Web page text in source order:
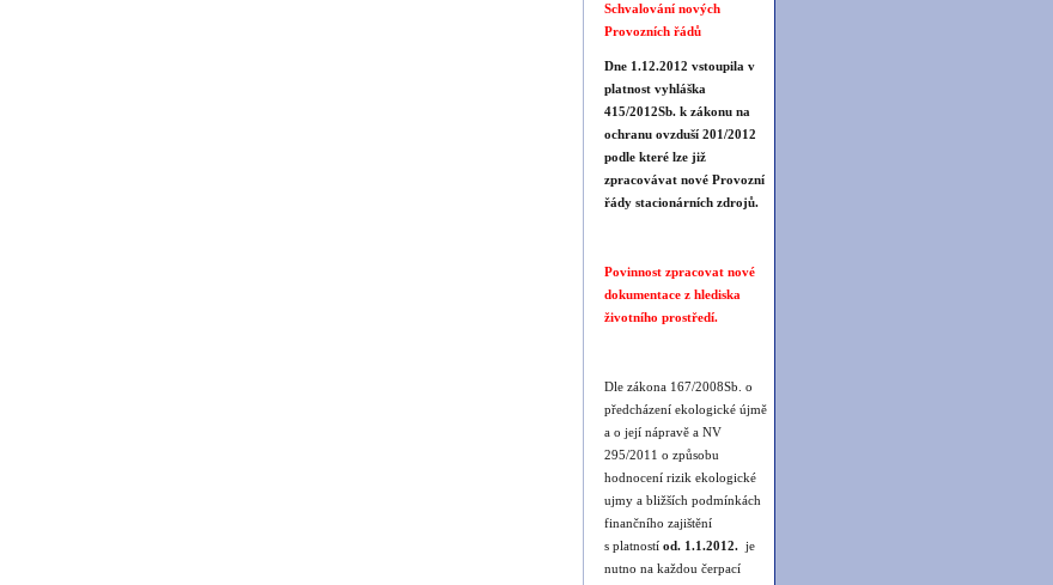
Schvalování nových
Provozních řádů
Dne 1.12.2012 vstoupila v
platnost vyhláška
415/2012Sb. k zákonu na
ochranu ovzduší 201/2012
podle které lze již
zpracovávat nové Provozní
řády stacionárních zdrojů.
Povinnost zpracovat nové
dokumentace z hlediska
životního prostředí.
Dle zákona 167/2008Sb. o
předcházení ekologické újmě
a o její nápravě a NV
295/2011 o způsobu
hodnocení rizik ekologické
ujmy a bližších podmínkách
finančního zajištění
s platností od. 1.1.2012. je
nutno na každou čerpací